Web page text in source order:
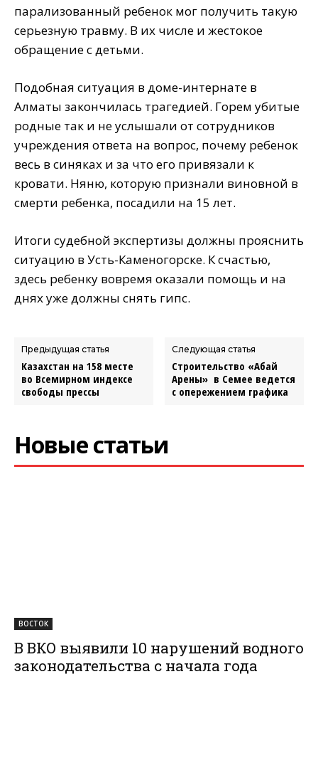
парализованный ребенок мог получить такую
серьезную травму. В их числе и жестокое
обращение с детьми.
Подобная ситуация в доме-интернате в
Алматы закончилась трагедией. Горем убитые
родные так и не услышали от сотрудников
учреждения ответа на вопрос, почему ребенок
весь в синяках и за что его привязали к
кровати. Няню, которую признали виновной в
смерти ребенка, посадили на 15 лет.
Итоги судебной экспертизы должны прояснить
ситуацию в Усть-Каменогорске. К счастью,
здесь ребенку вовремя оказали помощь и на
днях уже должны снять гипс.
Предыдущая статья
Казахстан на 158 месте
во Всемирном индексе
свободы прессы
Следующая статья
Строительство «Абай
Арены» в Семее ведется
с опережением графика
Новые статьи
ВОСТОК
В ВКО выявили 10 нарушений водного
законодательства с начала года